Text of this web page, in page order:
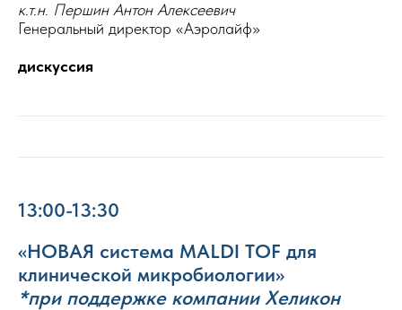
к.т.н. Першин Антон Алексеевич
Генеральный директор «Аэролайф»
дискуссия
13:00-13:30
«НОВАЯ система MALDI TOF для
клинической микробиологии»
*при поддержке компании Хеликон